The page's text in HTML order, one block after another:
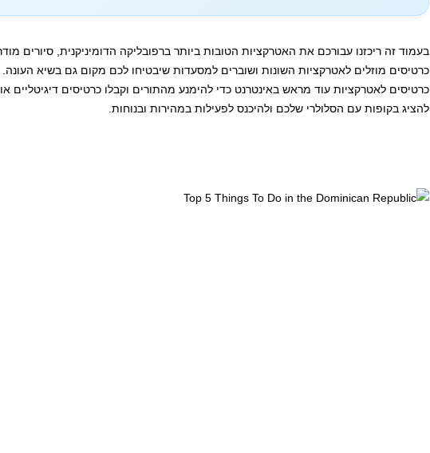
בעמוד זה ריכזנו עבורכם את האטרקציות הטובות ביותר ברפובליקה הדומיניקנית, סיורים
כרטיסים מוזלים לאטרקציות השונות ושוברים למסעדות שיבטיחו לכם מקום גם בשיא העונה.
כרטיסים לאטרקציות עוד מראש באינטרנט כדי להימנע מהתורים וקבלו כרטיסים דיגיטליים
להציג בקופות עם הסלולרי שלכם ולהיכנס לפעילות במהירות ובנוחות.